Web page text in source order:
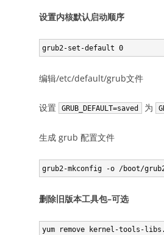
设置内核默认启动顺序
编辑/etc/default/grub文件
设置 GRUB_DEFAULT=saved 为
生成 grub 配置文件
删除旧版本工具包–可选
yum remove kernel-tools-